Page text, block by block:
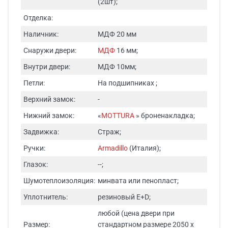
Отделка:
Наличник:
МДФ 20 мм
Снаружи двери:
МДФ 16 мм;
Внутри двери:
МДФ 10мм;
Петли:
На подшипниках ;
Верхний замок:
-
Нижний замок:
«MOTTURA » броненакладка;
Задвижка:
Страж;
Ручки:
Armadillo (Италия);
Глазок:
--;
Шумотеплоизоляция: минвата или пенопласт;
Уплотнитель:
резиновый E+D;
Размер:
любой (цена двери при
стандартном размере 2050 х